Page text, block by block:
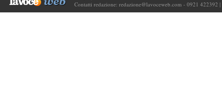
Contatti redazione: redazione@lavoceweb.com - 0921 422392 |